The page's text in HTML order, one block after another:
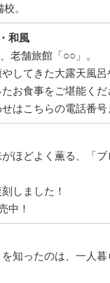
。
和風
老舗旅館「○○」。
してきた大露天風呂
お食事をご堪能くだ
はこちらの電話番号
ほどよく薫る、「
しました！
中！
知ったのは、一人暮